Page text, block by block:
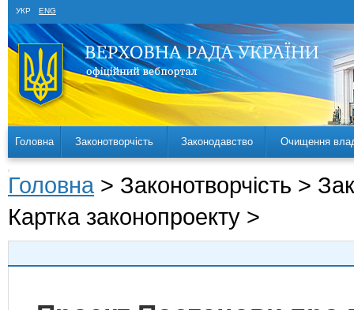
УКР ENG
Головна Законотворчість Законодавство Очищення
Головна > Законотворчість >
Картка законопроекту >